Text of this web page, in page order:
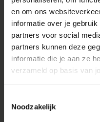
en om ons
informatie over je
partners voor social
partners kunnen deze
informatie die je aan ze
verzameld op basis van
Noodzakelijk
KLEURSTAAL BESTELLEN
AFMETINGEN &
ZAKELIJK